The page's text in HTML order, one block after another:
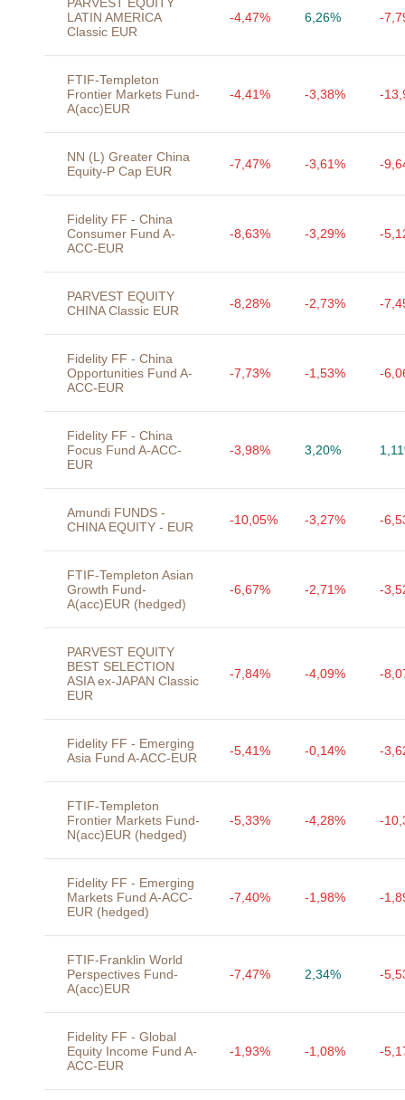
LATIN AMERICA
Classic EUR
-4,47% 6,26% -
FTIF-Templeton
Frontier Markets Fund-
A(acc)EUR
-4,41% -3,38% -
NN (L) Greater China
Equity-P Cap EUR
-7,47% -3,61% -
Fidelity FF - China
Consumer Fund A-
ACC-EUR
-8,63% -3,29% -
PARVEST EQUITY
CHINA Classic EUR
-8,28% -2,73% -
Fidelity FF - China
Opportunities Fund A-
ACC-EUR
-7,73% -1,53% -
Fidelity FF - China
Focus Fund A-ACC-
EUR
-3,98% 3,20%
Amundi FUNDS -
CHINA EQUITY - EUR
-10,05% -3,27% -
FTIF-Templeton Asian
Growth Fund-
A(acc)EUR (hedged)
-6,67% -2,71% -
PARVEST EQUITY
BEST SELECTION
ASIA ex-JAPAN Classic
EUR
-7,84% -4,09% -
Fidelity FF - Emerging
Asia Fund A-ACC-EUR
-5,41% -0,14% -
FTIF-Templeton
Frontier Markets Fund-
N(acc)EUR (hedged)
-5,33% -4,28% -
Fidelity FF - Emerging
Markets Fund A-ACC-
EUR (hedged)
-7,40% -1,98% -
FTIF-Franklin World
Perspectives Fund-
A(acc)EUR
-7,47% 2,34% -
Fidelity FF - Global
Equity Income Fund A-
ACC-EUR
-1,93% -1,08% -